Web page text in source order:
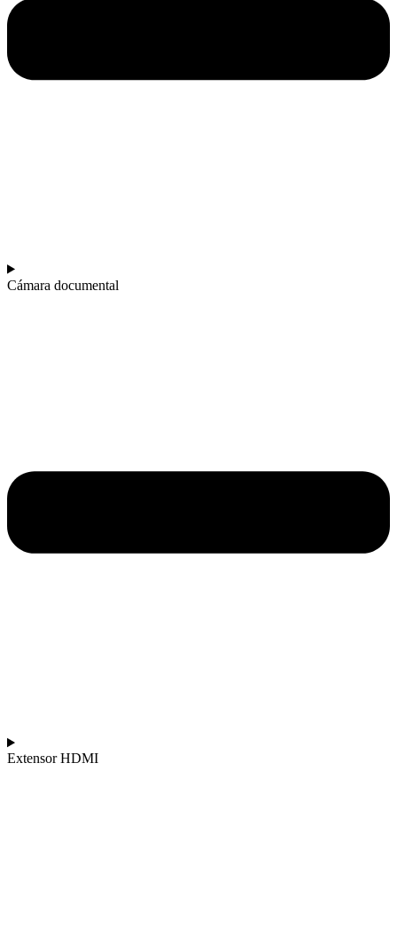
Cámara documental
Extensor HDMI